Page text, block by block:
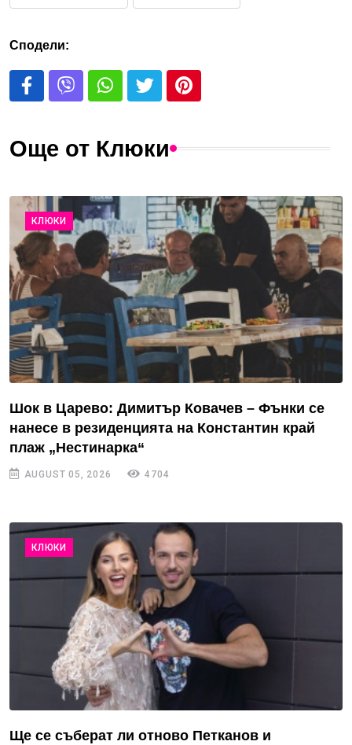
Сподели:
Още от Клюки
КЛЮКИ
Шок в Царево: Димитър Ковачев – Фънки се
нанесе в резиденцията на Константин край
плаж „Нестинарка“
AUGUST 05, 2026 4704
КЛЮКИ
Ще се съберат ли отново Петканов и